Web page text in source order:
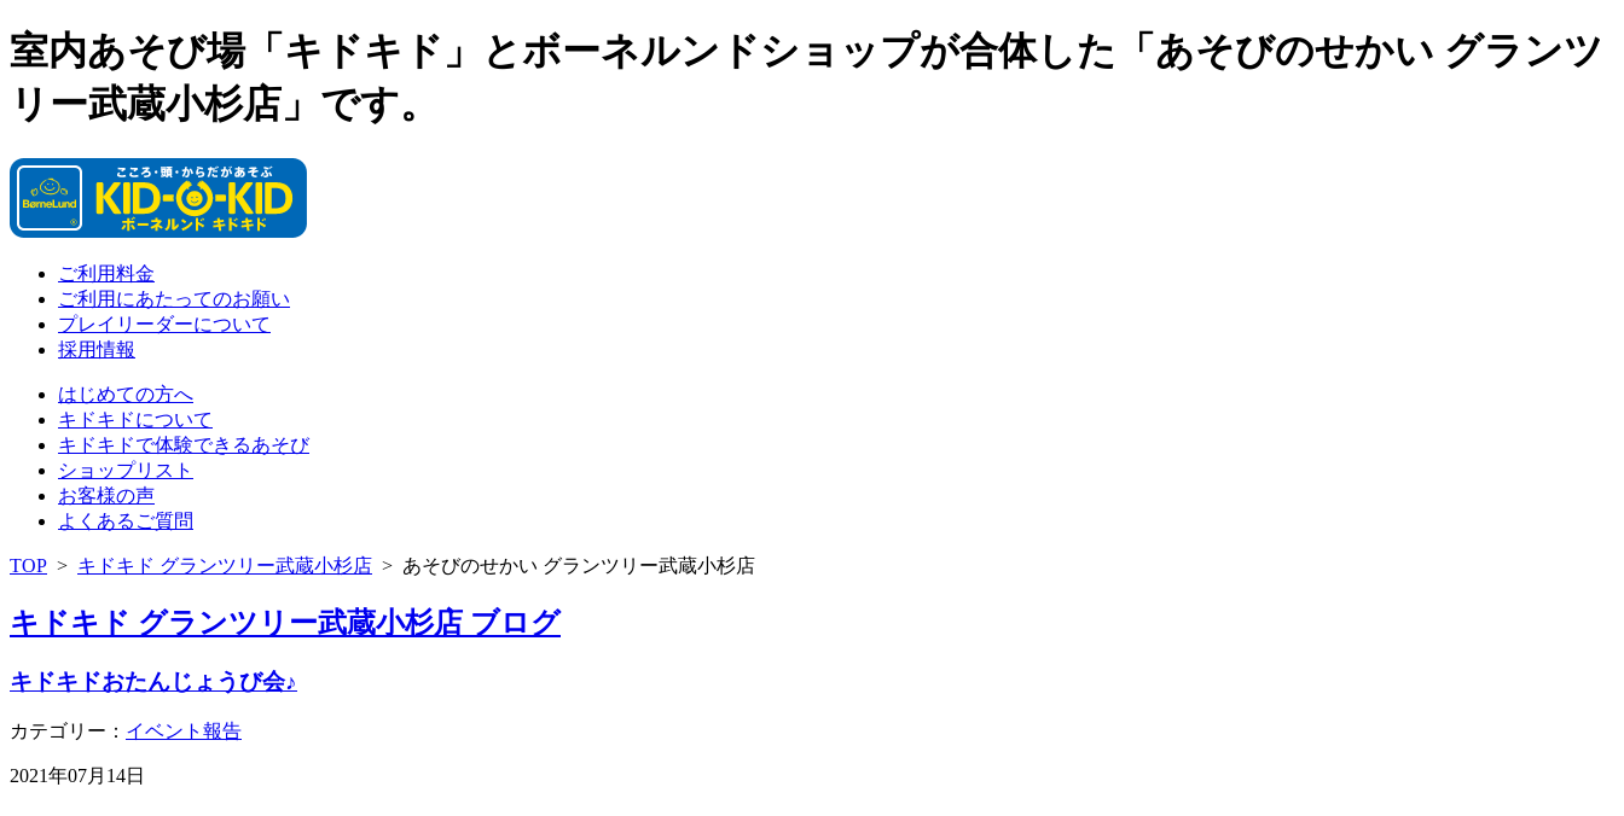
室内あそび場「キドキド」とボーネルンドショップが合体した「あそびのせかい グランツ
リー武蔵小杉店」です。
ご利用料金
ご利用にあたってのお願い
プレイリーダーについて
採用情報
はじめての方へ
キドキドについて
キドキドで体験できるあそび
ショップリスト
お客様の声
よくあるご質問
TOP > キドキド グランツリー武蔵小杉店 > あそびのせかい グランツリー武蔵小杉店
キドキド グランツリー武蔵小杉店 ブログ
キドキドおたんじょうび会♪
カテゴリー： イベント報告
2021年07月14日